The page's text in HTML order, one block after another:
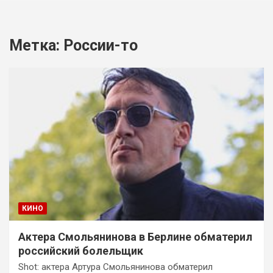
Метка: России-то
КИНО
Актера Смольянинова в Берлине обматерил
российский болельщик
Shot: актера Артура Смольянинова обматерил